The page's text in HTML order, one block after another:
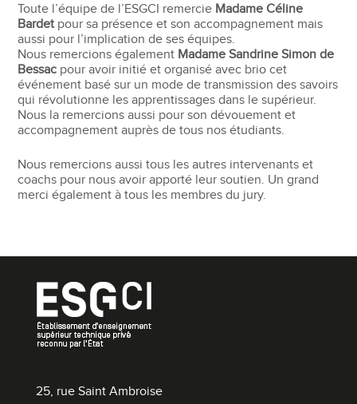
Toute l’équipe de l’ESGCI remercie Madame Céline
Bardet pour sa présence et son accompagnement mais
aussi pour l’implication de ses équipes.
Nous remercions également Madame Sandrine Simon de
Bessac pour avoir initié et organisé avec brio cet
événement basé sur un mode de transmission des savoirs
qui révolutionne les apprentissages dans le supérieur.
Nous la remercions aussi pour son dévouement et
accompagnement auprès de tous nos étudiants.
Nous remercions aussi tous les autres intervenants et
coachs pour nous avoir apporté leur soutien. Un grand
merci également à tous les membres du jury.
25, rue Saint Ambroise